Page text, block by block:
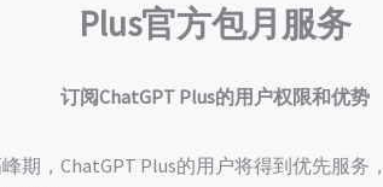
Plus官方包月服务
订阅ChatGPT Plus的用户权限和优势
期，ChatGPT Plus的用户将得到优先服务